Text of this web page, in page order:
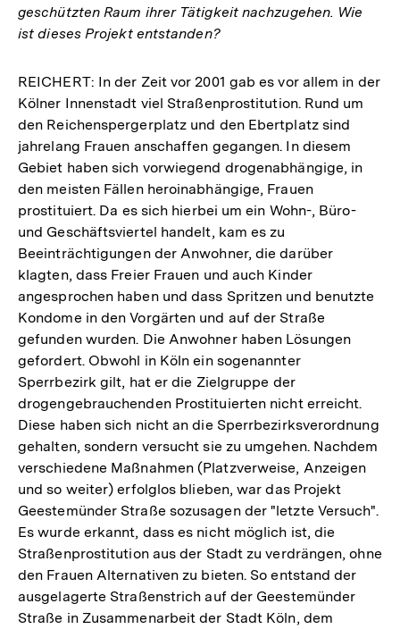
geschützten Raum ihrer Tätigkeit nachzugehen. Wie
ist dieses Projekt entstanden?
REICHERT: In der Zeit vor 2001 gab es vor allem in der
Kölner Innenstadt viel Straßenprostitution. Rund um
den Reichenspergerplatz und den Ebertplatz sind
jahrelang Frauen anschaffen gegangen. In diesem
Gebiet haben sich vorwiegend drogenabhängige, in
den meisten Fällen heroinabhängige, Frauen
prostituiert. Da es sich hierbei um ein Wohn-, Büro-
und Geschäftsviertel handelt, kam es zu
Beeinträchtigungen der Anwohner, die darüber
klagten, dass Freier Frauen und auch Kinder
angesprochen haben und dass Spritzen und benutzte
Kondome in den Vorgärten und auf der Straße
gefunden wurden. Die Anwohner haben Lösungen
gefordert. Obwohl in Köln ein sogenannter
Sperrbezirk gilt, hat er die Zielgruppe der
drogengebrauchenden Prostituierten nicht erreicht.
Diese haben sich nicht an die Sperrbezirksverordnung
gehalten, sondern versucht sie zu umgehen. Nachdem
verschiedene Maßnahmen (Platzverweise, Anzeigen
und so weiter) erfolglos blieben, war das Projekt
Geestemünder Straße sozusagen der "letzte Versuch".
Es wurde erkannt, dass es nicht möglich ist, die
Straßenprostitution aus der Stadt zu verdrängen, ohne
den Frauen Alternativen zu bieten. So entstand der
ausgelagerte Straßenstrich auf der Geestemünder
Straße in Zusammenarbeit der Stadt Köln, dem